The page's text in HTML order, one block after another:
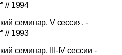
// 1994
семинар. V сессия. -
// 1993
семинар. III-IV сессии -